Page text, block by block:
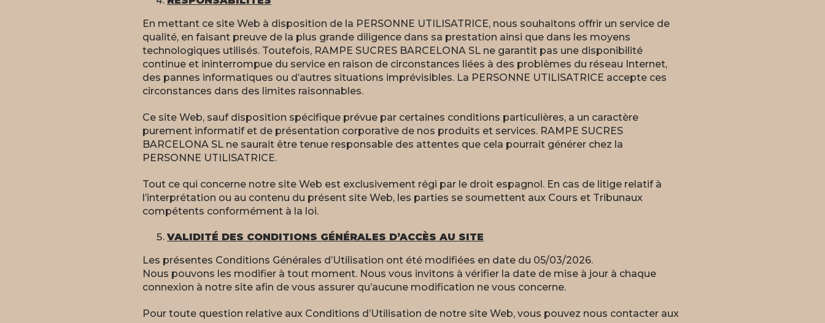
En mettant ce site Web à disposition de la PERSONNE UTILISATRICE, nous souhaitons offrir un service de
qualité, en faisant preuve de la plus grande diligence dans sa prestation ainsi que dans les moyens
technologiques utilisés. Toutefois, RAMPE SUCRES BARCELONA SL ne garantit pas une disponibilité
continue et ininterrompue du service en raison de circonstances liées à des problèmes du réseau Internet,
des pannes informatiques ou d’autres situations imprévisibles. La PERSONNE UTILISATRICE accepte ces
circonstances dans des limites raisonnables.
Ce site Web, sauf disposition spécifique prévue par certaines conditions particulières, a un caractère
purement informatif et de présentation corporative de nos produits et services. RAMPE SUCRES
BARCELONA SL ne saurait être tenue responsable des attentes que cela pourrait générer chez la
PERSONNE UTILISATRICE.
Tout ce qui concerne notre site Web est exclusivement régi par le droit espagnol. En cas de litige relatif à
l’interprétation ou au contenu du présent site Web, les parties se soumettent aux Cours et Tribunaux
compétents conformément à la loi.
VALIDITÉ DES CONDITIONS GÉNÉRALES D’ACCÈS AU SITE
Les présentes Conditions Générales d’Utilisation ont été modifiées en date du 05/03/2026.
Nous pouvons les modifier à tout moment. Nous vous invitons à vérifier la date de mise à jour à chaque
connexion à notre site afin de vous assurer qu’aucune modification ne vous concerne.
Pour toute question relative aux Conditions d’Utilisation de notre site Web, vous pouvez nous contacter aux